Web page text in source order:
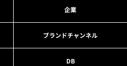
企業
ブランドチャンネル
DB